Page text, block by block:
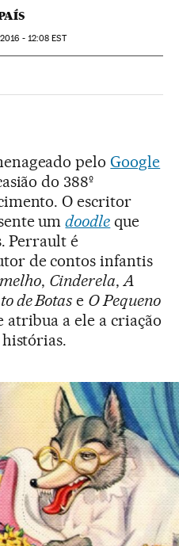
- 12:08 EST
Sociales
peloGoogle
do 388º
O escritor
umdoodle que
Perrault é
de contos infantis
, Cinderela,A
de Botas e O Pequeno
atribua a ele a criação